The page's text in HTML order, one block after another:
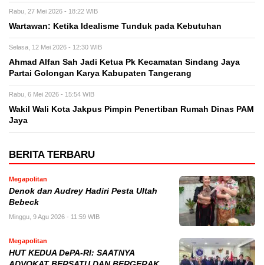
Rabu, 27 Mei 2026 - 18:22 WIB
Wartawan: Ketika Idealisme Tunduk pada Kebutuhan
Selasa, 12 Mei 2026 - 12:30 WIB
‎Ahmad Alfan Sah Jadi Ketua Pk Kecamatan Sindang Jaya
Partai Golongan Karya Kabupaten Tangerang
Rabu, 6 Mei 2026 - 15:54 WIB
Wakil Wali Kota Jakpus Pimpin Penertiban Rumah Dinas PAM
Jaya
BERITA TERBARU
Megapolitan
Denok dan Audrey Hadiri Pesta Ultah
Bebeck
Minggu, 9 Agu 2026 - 11:59 WIB
Megapolitan
HUT KEDUA DePA-RI: SAATNYA